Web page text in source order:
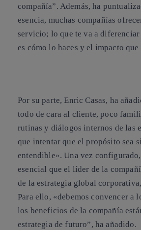
compañía”. Además, ha
esencia, muchas compañías
servicio; lo que te va a
es cómo lo haces y el impacto que
Por su parte, Enric Casas, ha
todo de cara al cliente, poco
rutinas y diálogos internos de las
que intentar que el propósito sea
entendible». Una vez
esencial que el líder de la
de la estrategia global
Para ello, «debemos convencer a
los beneficios de la compañía
estrategia de futuro”, ha añadido.